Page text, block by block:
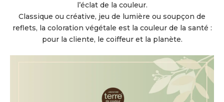
l’éclat de la couleur.
Classique ou créative, jeu de lumière ou soupçon de
reflets, la coloration végétale est la couleur de la santé :
pour la cliente, le coiffeur et la planète.